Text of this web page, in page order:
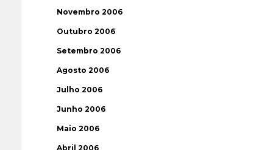
Novembro 2006
Outubro 2006
Setembro 2006
Agosto 2006
Julho 2006
Junho 2006
Maio 2006
Abril 2006